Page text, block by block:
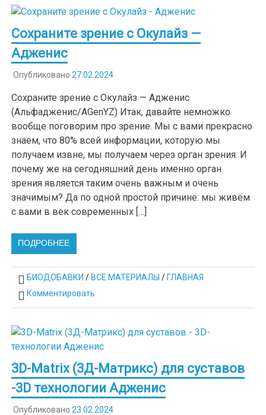
Сохраните зрение с Окулайз —
Адженис
Опубликовано 27.02.2024
Сохраните зрение с Окулайз — Адженис
(Альфадженис/AGenYZ) Итак, давайте немножко
вообще поговорим про зрение. Мы с вами прекрасно
знаем, что 80% всей информации, которую мы
получаем извне, мы получаем через орган зрения. И
почему же на сегодняшний день именно орган
зрения является таким очень важным и очень
значимым? Да по одной простой причине: мы живём
с вами в век современных […]
ПОДРОБНЕЕ
БИОДОБАВКИ / ВСЕ МАТЕРИАЛЫ / ГЛАВНАЯ
Комментировать
3D-Matrix (3Д-Матрикс) для суставов
-3D технологии Адженис
Опубликовано 23.02.2024